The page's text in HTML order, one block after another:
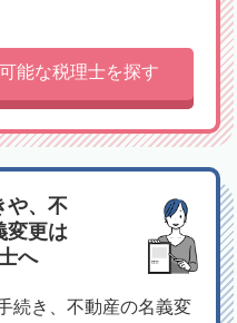
能な税理士を探す
や、不
変更は
へ
続き、不動産の名義変